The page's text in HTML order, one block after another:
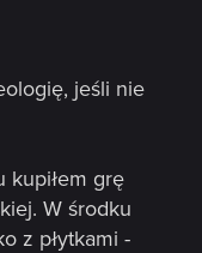
jeśli nie
kupiłem grę
W środku
z płytkami -